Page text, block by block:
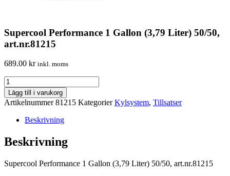
Supercool Performance 1 Gallon (3,79 Liter) 50/50,
art.nr.81215
689.00 kr inkl. moms
Supercool
Performance
1
Gallon
(3,79
50/50,
art.nr.81215
Lägg till i varukorg
Artikelnummer81215 Kategorier Kylsystem, Tillsatser
Beskrivning
Beskrivning
Supercool Performance 1 Gallon (3,79 Liter) 50/50, art.nr.81215